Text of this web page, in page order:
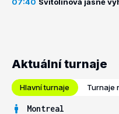
Aktuální turnaje
Hlavní turnaje Turnaje
Montreal